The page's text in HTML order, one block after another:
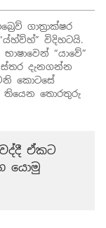
ගාත්‍රාක්ෂර
විදිහටයි.
“යාවේ”
දැනගන්න
කොටසේ
තියෙන තොරතුරු
ඒකට
යොමු